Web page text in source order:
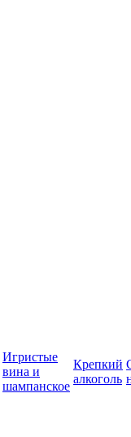
Игристые
вина и
шампанское
Крепкий
алкоголь